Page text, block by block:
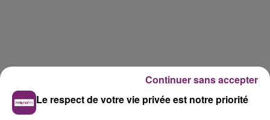
Le respect de votre vie privée est notre priorité
Continuer sans accepter